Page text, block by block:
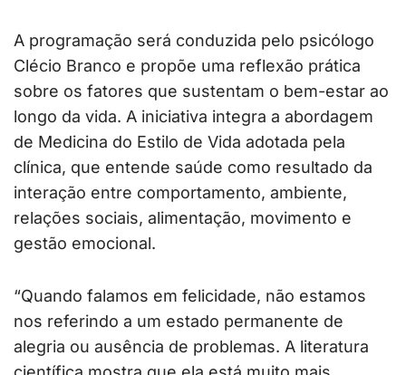
A programação será conduzida pelo psicólogo
Clécio Branco e propõe uma reflexão prática
sobre os fatores que sustentam o bem-estar ao
longo da vida. A iniciativa integra a abordagem
de Medicina do Estilo de Vida adotada pela
clínica, que entende saúde como resultado da
interação entre comportamento, ambiente,
relações sociais, alimentação, movimento e
gestão emocional.
“Quando falamos em felicidade, não estamos
nos referindo a um estado permanente de
alegria ou ausência de problemas. A literatura